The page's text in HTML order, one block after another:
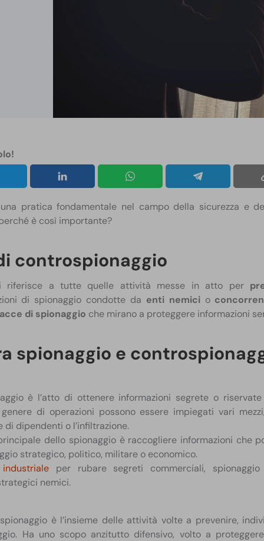
pratica fondamentale nel campo della sicurezza e
è così importante?
controspionaggio
a tutte quelle attività messe in atto per
di spionaggio condotte da enti nemicio
di spionaggio che mirano a proteggere informazioni
spionaggio e
è l’atto di ottenere informazioni segrete o
di operazioni possono essere impiegati vari
di dipendenti o l’infiltrazione.
dello spionaggio è raccogliere informazioni che
strategico, politico, militare o economico.
per rubare segreti commerciali,
nemici.
è l’insieme delle attività volte a prevenire,
Ha uno scopo anzitutto difensivo, volto a